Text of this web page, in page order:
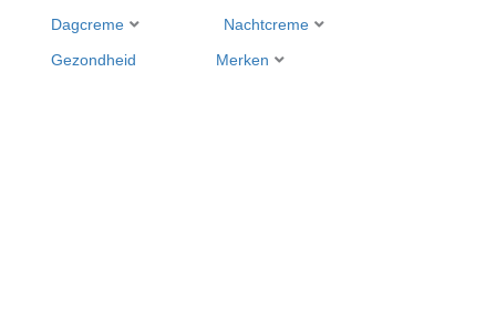
Dagcreme Nachtcreme
Gezondheid Merken